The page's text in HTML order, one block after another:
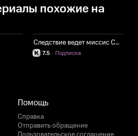
похожие на
Следствие ведет миссис Сидху
7.5 Подписка
·
Помощь
Справка
Отправить обращение